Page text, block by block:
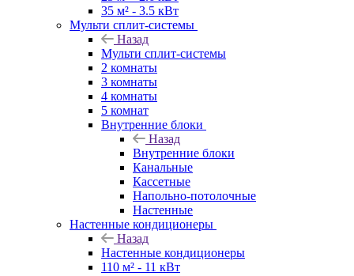
35 м² - 3.5 кВт
Мульти сплит-системы
Назад
Мульти сплит-системы
2 комнаты
3 комнаты
4 комнаты
5 комнат
Внутренние блоки
Назад
Внутренние блоки
Канальные
Кассетные
Напольно-потолочные
Настенные
Настенные кондиционеры
Назад
Настенные кондиционеры
110 м² - 11 кВт